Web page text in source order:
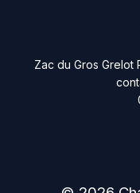
Zac du Gros Grelot